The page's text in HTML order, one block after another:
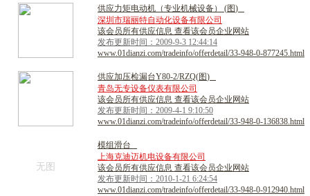
供应力矩电动机 （专业机械设备） (图)
深圳市瑞丽特自动化设备有限公司
该会员所有供应信息 查看该会员企业网站
发布更新时间：2009-9-3 12:44:14
www.01dianzi.com/tradeinfo/offerdetail/33-948-0-877245.html
供应加压检漏台Y80-2/RZQ(图)
青岛无专设备仪表有限公司
该会员所有供应信息 查看该会员企业网站
发布更新时间：2009-4-1 9:10:50
www.01dianzi.com/tradeinfo/offerdetail/33-948-0-136838.html
无图
模组滑台
上海克迪迈机电设备有限公司
该会员所有供应信息 查看该会员企业网站
发布更新时间：2010-1-21 6:24:54
www.01dianzi.com/tradeinfo/offerdetail/33-948-0-912940.html